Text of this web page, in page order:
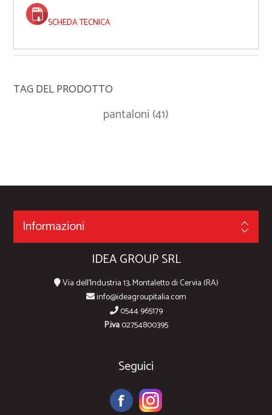
SCHEDA TECNICA
TAG DEL PRODOTTO
pantaloni (41)
Informazioni
IDEA GROUP SRL
Via dell'Industria 13, Montaletto di Cervia (RA)
info@ideagroupitalia.com
0544 965179
P.iva02754800395
Seguici